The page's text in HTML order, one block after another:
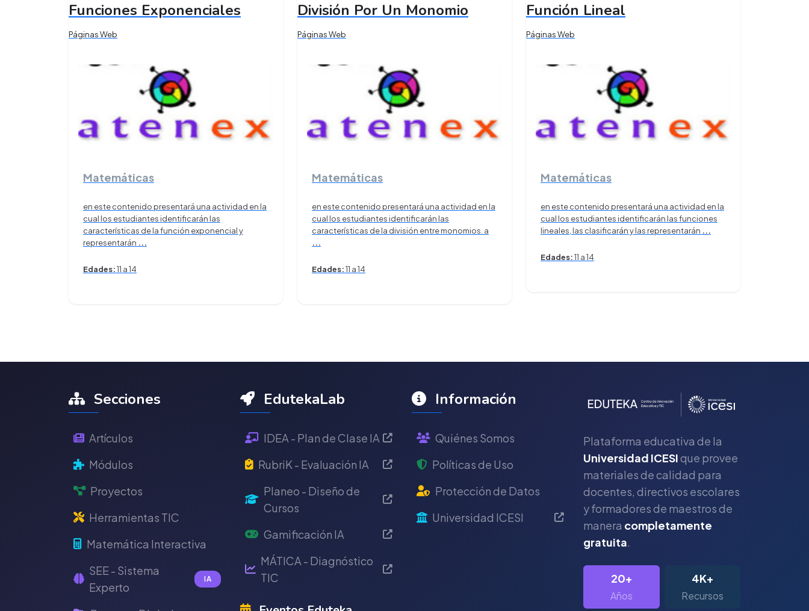
Funciones Exponenciales
Páginas Web
Matemáticas
en este contenido presentará una actividad en la
cual los estudiantes identificarán las
características de la función exponencial y
representarán ...
Edades:11 a 14
División Por Un Monomio
Páginas Web
Matemáticas
en este contenido presentará una actividad en la
cual los estudiantes identificarán las
características de la división entre monomios. a
...
Edades:11 a 14
Función Lineal
Páginas Web
Matemáticas
en este contenido presentará una actividad en la
cual los estudiantes identificarán las funciones
lineales, las clasificarán y las representarán ...
Edades:11 a 14
Secciones
Artículos
Módulos
Proyectos
Herramientas TIC
Matemática Interactiva
SEE - Sistema
Experto
IA
EdutekaLab
IDEA - Plan de Clase IA
RubriK - Evaluación IA
Planeo - Diseño de
Cursos
Gamificación IA
MÁTICA - Diagnóstico
TIC
Información
Quiénes Somos
Políticas de Uso
Protección de Datos
Universidad ICESI
Plataforma educativa de la
Universidad ICESIque provee
materiales de calidad para
docentes, directivos escolares
y formadores de maestros de
manera completamente
gratuita.
20+
Años
4K+
Recursos